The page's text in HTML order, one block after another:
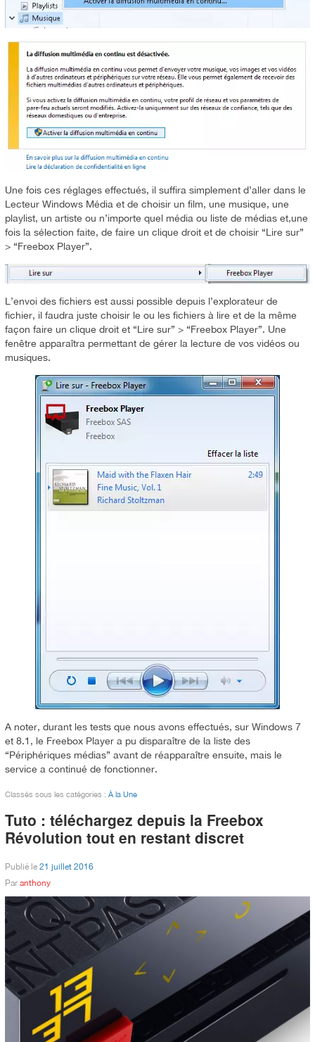
Une fois ces réglages effectués, il suffira simplement d’aller dans le
Lecteur Windows Média et de choisir un film, une musique, une
playlist, un artiste ou n’importe quel média ou liste de médias et,une
fois la sélection faite, de faire un clique droit et de choisir “Lire sur”
> “Freebox Player”.
L’envoi des fichiers est aussi possible depuis l’explorateur de
fichier, il faudra juste choisir le ou les fichiers à lire et de la même
façon faire un clique droit et “Lire sur” > “Freebox Player”. Une
fenêtre apparaîtra permettant de gérer la lecture de vos vidéos ou
musiques.
A noter, durant les tests que nous avons effectués, sur Windows 7
et 8.1, le Freebox Player a pu disparaître de la liste des
“Périphériques médias” avant de réapparaître ensuite, mais le
service a continué de fonctionner.
Classés sous les catégories : À la Une
Tuto : téléchargez depuis la Freebox
Révolution tout en restant discret
Publié le 21 juillet 2016
Par anthony